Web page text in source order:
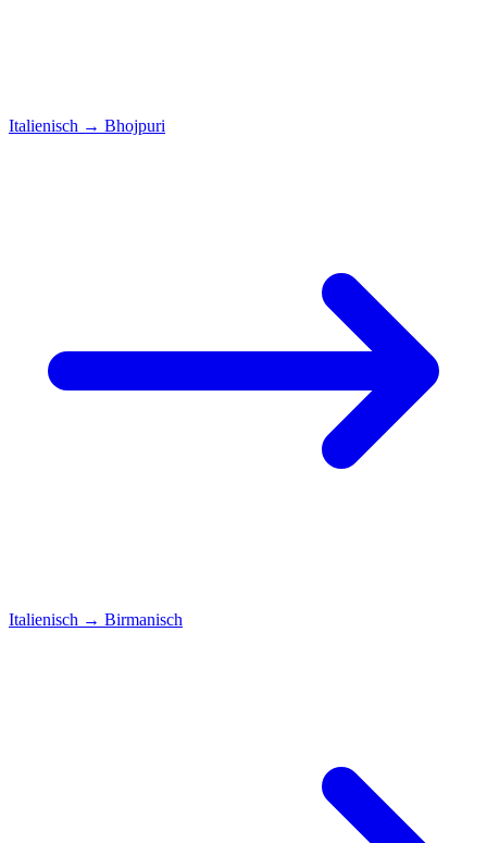
Italienisch → Bhojpuri
Italienisch → Birmanisch